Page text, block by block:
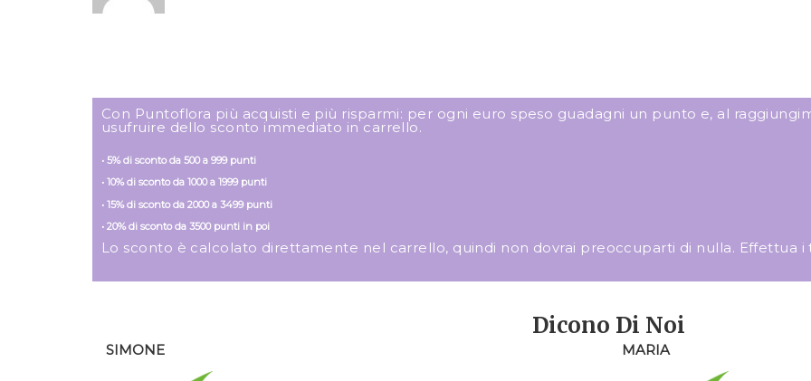
Con Puntoflora più acquisti e più risparmi: per ogni euro speso guadagni un punto e, al
usufruire dello sconto immediato in carrello.
• 5% di sconto da 500 a 999 punti
• 10% di sconto da 1000 a 1999 punti
• 15% di sconto da 2000 a 3499 punti
• 20% di sconto da 3500 punti in poi
Lo sconto è calcolato direttamente nel carrello, quindi non dovrai preoccuparti di nulla. Effettua i
Dicono Di Noi
SIMONE MARIA